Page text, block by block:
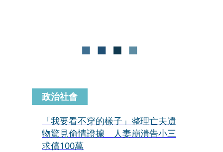
大的存摺都完整地保存著。
政治社會
「我要看不穿的樣子」整理亡夫遺
物驚見偷情證據 人妻崩潰告小三
求償100萬